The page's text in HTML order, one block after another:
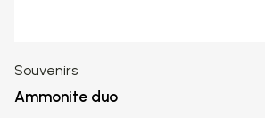
Souvenirs
Ammonite duo